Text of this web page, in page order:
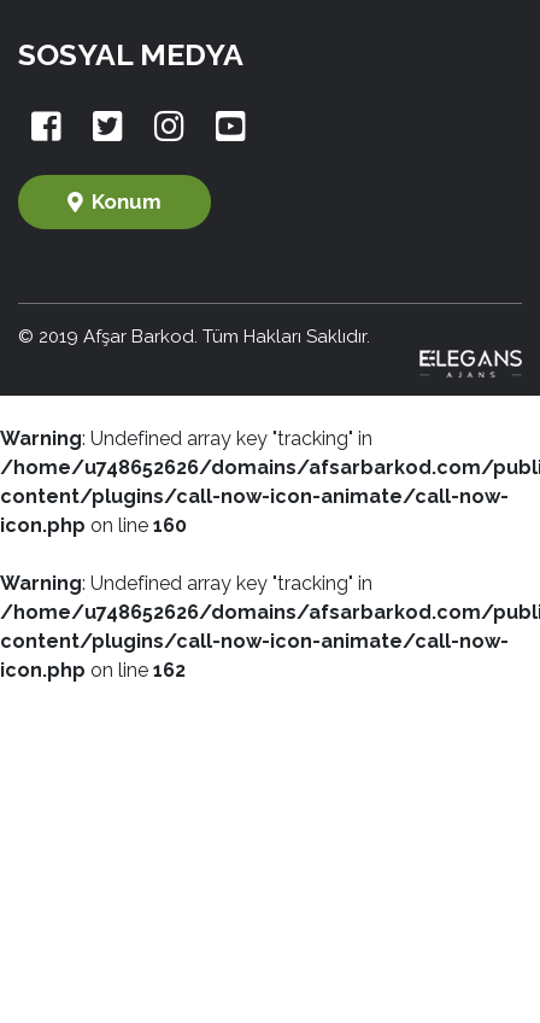
SOSYAL MEDYA
Konum
© 2019 Afşar Barkod. Tüm Hakları Saklıdır.
Warning: Undefined array key "tracking" in
/home/u748652626/domains/afsarbarkod.com/
content/plugins/call-now-icon-animate/call-now-
icon.php on line 160
Warning: Undefined array key "tracking" in
/home/u748652626/domains/afsarbarkod.com/
content/plugins/call-now-icon-animate/call-now-
icon.php on line 162